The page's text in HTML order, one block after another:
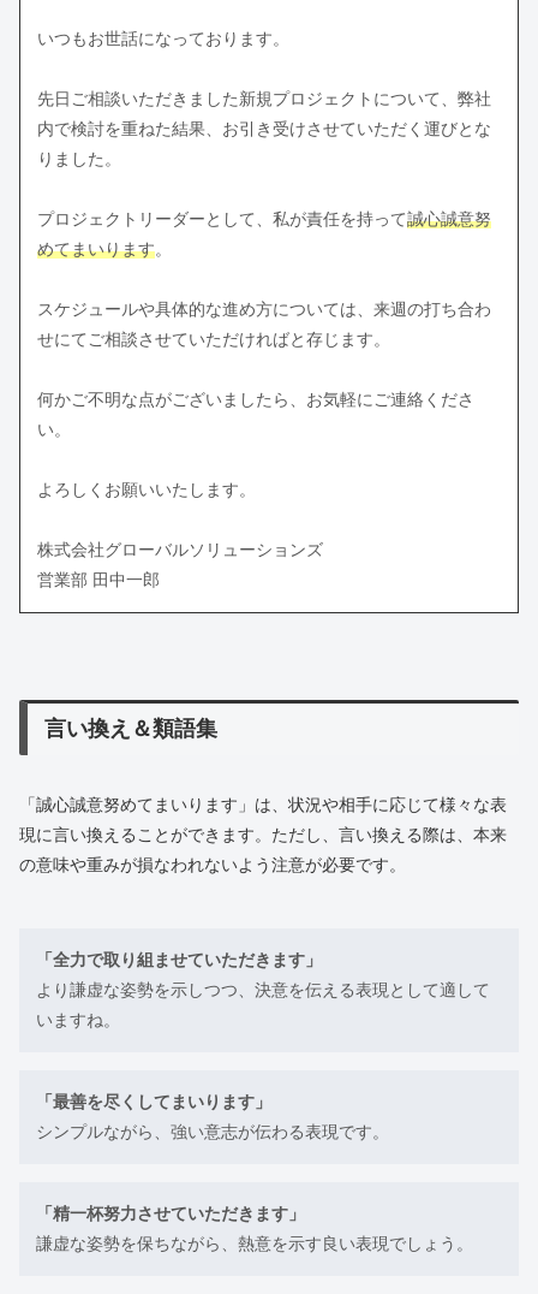
いつもお世話になっております。
先日ご相談いただきました新規プロジェクトについて、弊社
内で検討を重ねた結果、お引き受けさせていただく運びとな
りました。
プロジェクトリーダーとして、私が責任を持って誠心誠意努
めてまいります。
スケジュールや具体的な進め方については、来週の打ち合わ
せにてご相談させていただければと存じます。
何かご不明な点がございましたら、お気軽にご連絡くださ
い。
よろしくお願いいたします。
株式会社グローバルソリューションズ
営業部 田中一郎
言い換え＆類語集
「誠心誠意努めてまいります」は、状況や相手に応じて様々な表
現に言い換えることができます。ただし、言い換える際は、本来
の意味や重みが損なわれないよう注意が必要です。
「全力で取り組ませていただきます」
より謙虚な姿勢を示しつつ、決意を伝える表現として適して
いますね。
「最善を尽くしてまいります」
シンプルながら、強い意志が伝わる表現です。
「精一杯努力させていただきます」
謙虚な姿勢を保ちながら、熱意を示す良い表現でしょう。